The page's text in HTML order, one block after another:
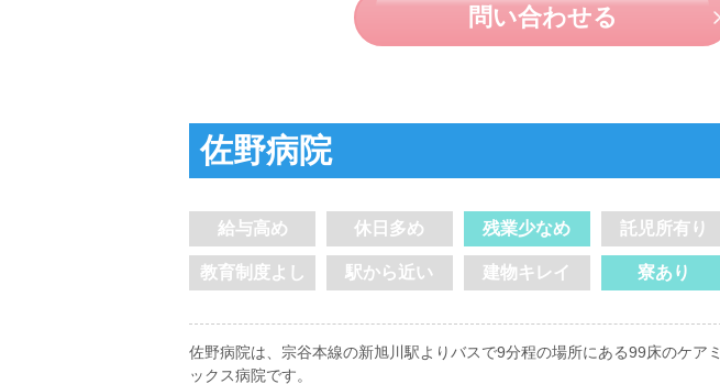
問い合わせる
佐野病院
給与高め 休日多め 残業少なめ 託児所有り
教育制度よし 駅から近い 建物キレイ 寮あり
佐野病院は、宗谷本線の新旭川駅よりバスで9分程の場所にある99床のケアミ
ックス病院です。